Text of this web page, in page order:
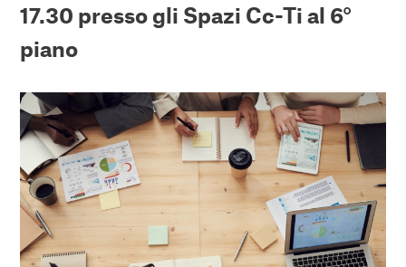
17.30 presso gli Spazi Cc-Ti al 6°
piano